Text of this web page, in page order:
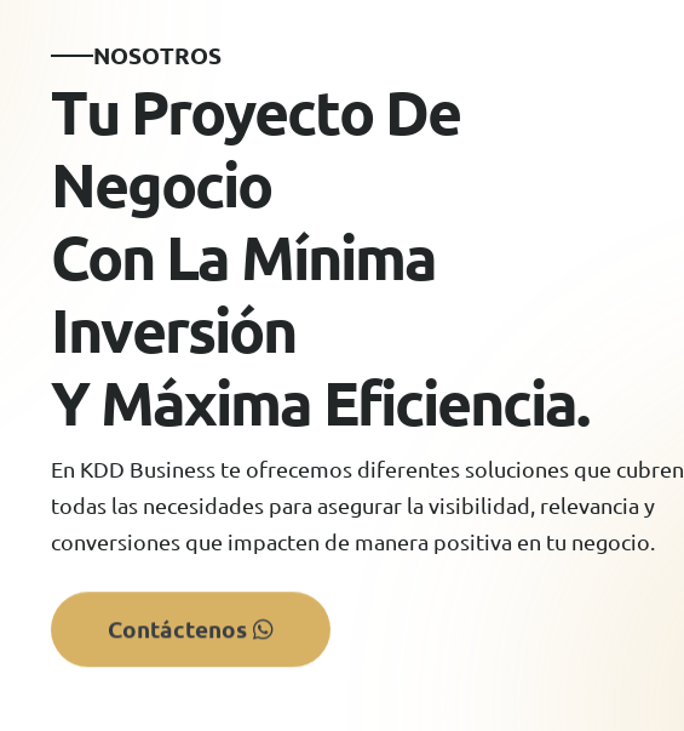
NOSOTROS
Tu Proyecto De
Negocio
Con La Mínima
Inversión
YMáxima Eficiencia.
En KDD Business te ofrecemos diferentes soluciones que cubren
todas las necesidades para asegurar la visibilidad, relevancia y
conversiones que impacten de manera positiva en tu negocio.
Contáctenos